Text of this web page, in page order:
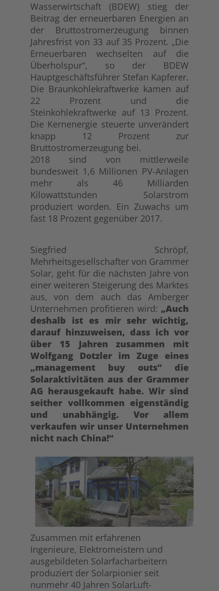
Wasserwirtschaft (BDEW) stieg der
Beitrag der erneuerbaren Energien an
der Bruttostromerzeugung binnen
Jahresfrist von 33 auf 35 Prozent. „Die
Erneuerbaren wechselten auf die
Überholspur“, so der BDEW
Hauptgeschäftsführer Stefan Kapferer.
Die Braunkohlekraftwerke kamen auf
22 Prozent und die
Steinkohlekraftwerke auf 13 Prozent.
Die Kernenergie steuerte unverändert
knapp 12 Prozent zur
Bruttostromerzeugung bei.
2018 sind von mittlerweile
bundesweit 1,6 Millionen PV-Anlagen
mehr als 46 Milliarden
Kilowattstunden Solarstrom
produziert worden. Ein Zuwachs um
fast 18 Prozent gegenüber 2017.
Siegfried Schröpf,
Mehrheitsgesellschafter von Grammer
Solar, geht für die nächsten Jahre von
einer weiteren Steigerung des Marktes
aus, von dem auch das Amberger
Unternehmen profitieren wird: „Auch
deshalb ist es mir sehr wichtig,
darauf hinzuweisen, dass ich vor
über 15 Jahren zusammen mit
Wolfgang Dotzler im Zuge eines
„management buy outs“ die
Solaraktivitäten aus der Grammer
AG herausgekauft habe. Wir sind
seither vollkommen eigenständig
und unabhängig. Vor allem
verkaufen wir unser Unternehmen
nicht nach China!“
Zusammen mit erfahrenen
Ingenieure, Elektromeistern und
ausgebildeten Solarfacharbeitern
produziert der Solarpionier seit
nunmehr 40 Jahren SolarLuft-